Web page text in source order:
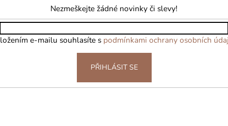
Nezmeškejte žádné novinky či slevy!
e-mailu souhlasíte s podmínkami ochrany osobních
PŘIHLÁSIT SE